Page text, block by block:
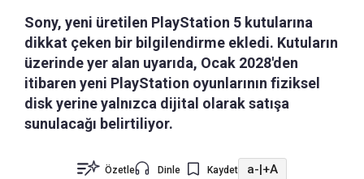
Sony, yeni üretilen PlayStation 5 kutularına
dikkat çeken bir bilgilendirme ekledi. Kutuların
üzerinde yer alan uyarıda, Ocak 2028'den
itibaren yeni PlayStation oyunlarının fiziksel
disk yerine yalnızca dijital olarak satışa
sunulacağı belirtiliyor.
Özetle Dinle Kaydet a-|+A